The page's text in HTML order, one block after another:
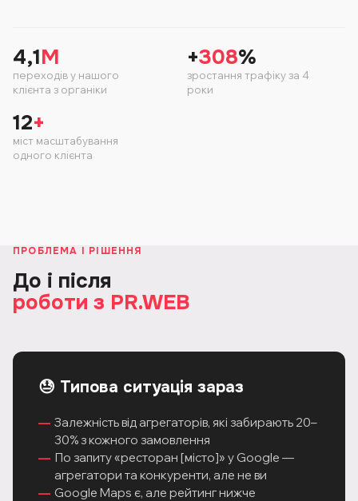
4,1M
переходів у нашого
клієнта з органіки
+308%
зростання трафіку за 4
роки
12+
міст масштабування
одного клієнта
ПРОБЛЕМА І РІШЕННЯ
До і після
роботи з PR.WEB
😓 Типова ситуація зараз
Залежність від агрегаторів, які забирають 20–
30% з кожного замовлення
По запиту «ресторан [місто]» у Google —
агрегатори та конкуренти, але не ви
Google Maps є, але рейтинг нижче